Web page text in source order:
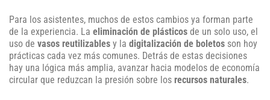
Para los asistentes, muchos de estos cambios ya forman parte
de la experiencia. La eliminación de plásticos de un solo uso, el
uso de vasos reutilizables y la digitalización de boletos son hoy
prácticas cada vez más comunes. Detrás de estas decisiones
hay una lógica más amplia, avanzar hacia modelos de economía
circular que reduzcan la presión sobre los recursos naturales.